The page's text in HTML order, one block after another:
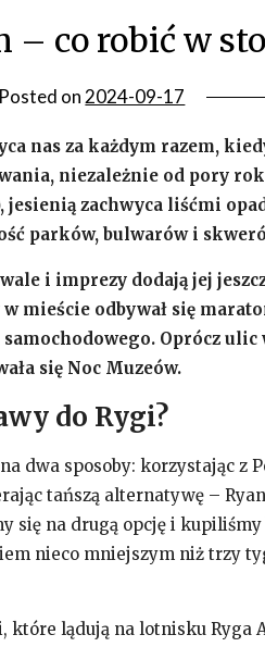
– co robić w
Posted on2024-09-17
nas za każdym razem,
niezależnie od pory
jesienią zachwyca liśćmi
parków, bulwarów i
i imprezy dodają jej
mieście odbywał się
Oprócz ulic
się Noc Muzeów.
do Rygi?
dwa sposoby: korzystając z
tańszą alternatywę –
się na drugą opcję i
nieco mniejszym niż trzy
które lądują na lotnisku Ryga